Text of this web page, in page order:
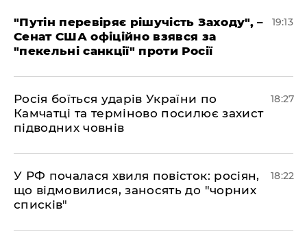
​"Путін перевіряє рішучість Заходу", –
Сенат США офіційно взявся за
"пекельні санкції" проти Росії
19:13
​Росія боїться ударів України по
Камчатці та терміново посилює захист
підводних човнів
18:27
​У РФ почалася хвиля повісток: росіян,
що відмовилися, заносять до "чорних
списків"
18:22